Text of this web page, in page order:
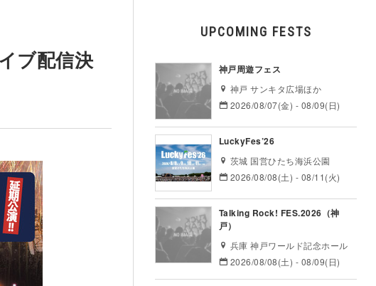
ブ配信決
UPCOMING FESTS
神戸周遊フェス
神戸 サンキタ広場ほか
2026/08/07(金) - 08/09(日)
LuckyFes’26
茨城 国営ひたち海浜公園
2026/08/08(土) - 08/11(火)
Talking Rock! FES.2026（神
戸）
兵庫 神戸ワールド記念ホール
2026/08/08(土) - 08/09(日)